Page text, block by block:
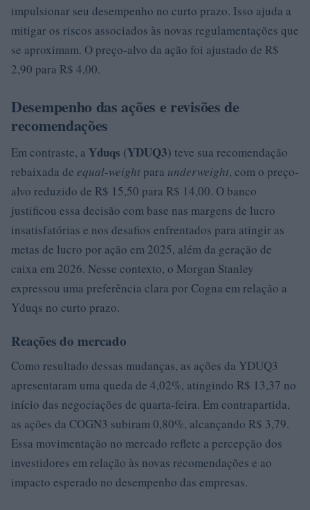
impulsionar seu desempenho no curto prazo. Isso ajuda a
mitigar os riscos associados às novas regulamentações que
se aproximam. O preço-alvo da ação foi ajustado de R$
2,90 para R$ 4,00.
Desempenho das ações e revisões de
recomendações
Em contraste, a Yduqs (YDUQ3) teve sua recomendação
rebaixada de equal-weight para underweight, com o preço-
alvo reduzido de R$ 15,50 para R$ 14,00. O banco
justificou essa decisão com base nas margens de lucro
insatisfatórias e nos desafios enfrentados para atingir as
metas de lucro por ação em 2025, além da geração de
caixa em 2026. Nesse contexto, o Morgan Stanley
expressou uma preferência clara por Cogna em relação a
Yduqs no curto prazo.
Reações do mercado
Como resultado dessas mudanças, as ações da YDUQ3
apresentaram uma queda de 4,02%, atingindo R$ 13,37 no
início das negociações de quarta-feira. Em contrapartida,
as ações da COGN3 subiram 0,80%, alcançando R$ 3,79.
Essa movimentação no mercado reflete a percepção dos
investidores em relação às novas recomendações e ao
impacto esperado no desempenho das empresas.